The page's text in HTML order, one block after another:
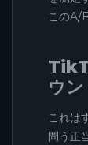
このA/
ウ
これは
問う正